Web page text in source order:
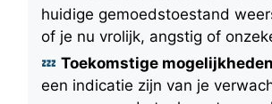
huidige gemoedstoestand
of je nu vrolijk, angstig of
Toekomstige
een indicatie zijn van je